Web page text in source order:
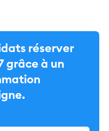
réserver
grâce à un